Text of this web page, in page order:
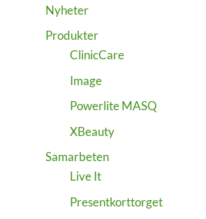
Nyheter
Produkter
ClinicCare
Image
Powerlite MASQ
XBeauty
Samarbeten
Live It
Presentkorttorget